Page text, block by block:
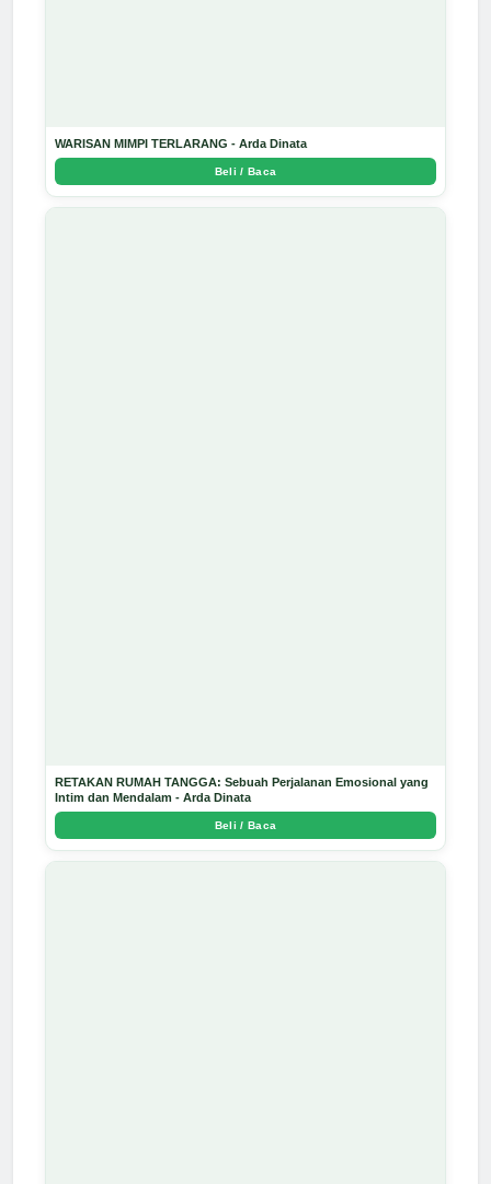
WARISAN MIMPI TERLARANG - Arda Dinata
Beli / Baca
RETAKAN RUMAH TANGGA: Sebuah Perjalanan Emosional yang
Intim dan Mendalam - Arda Dinata
Beli / Baca